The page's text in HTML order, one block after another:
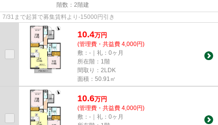
階数：2階建
7/31まで起算で募集賃料より‐15000円引き
10.4万円
(管理費・共益費 4,000円)
敷：-｜礼：0ヶ月
所在階：1階
間取り：2LDK
面積：50.91㎡
10.6万円
(管理費・共益費 4,000円)
敷：-｜礼：0ヶ月